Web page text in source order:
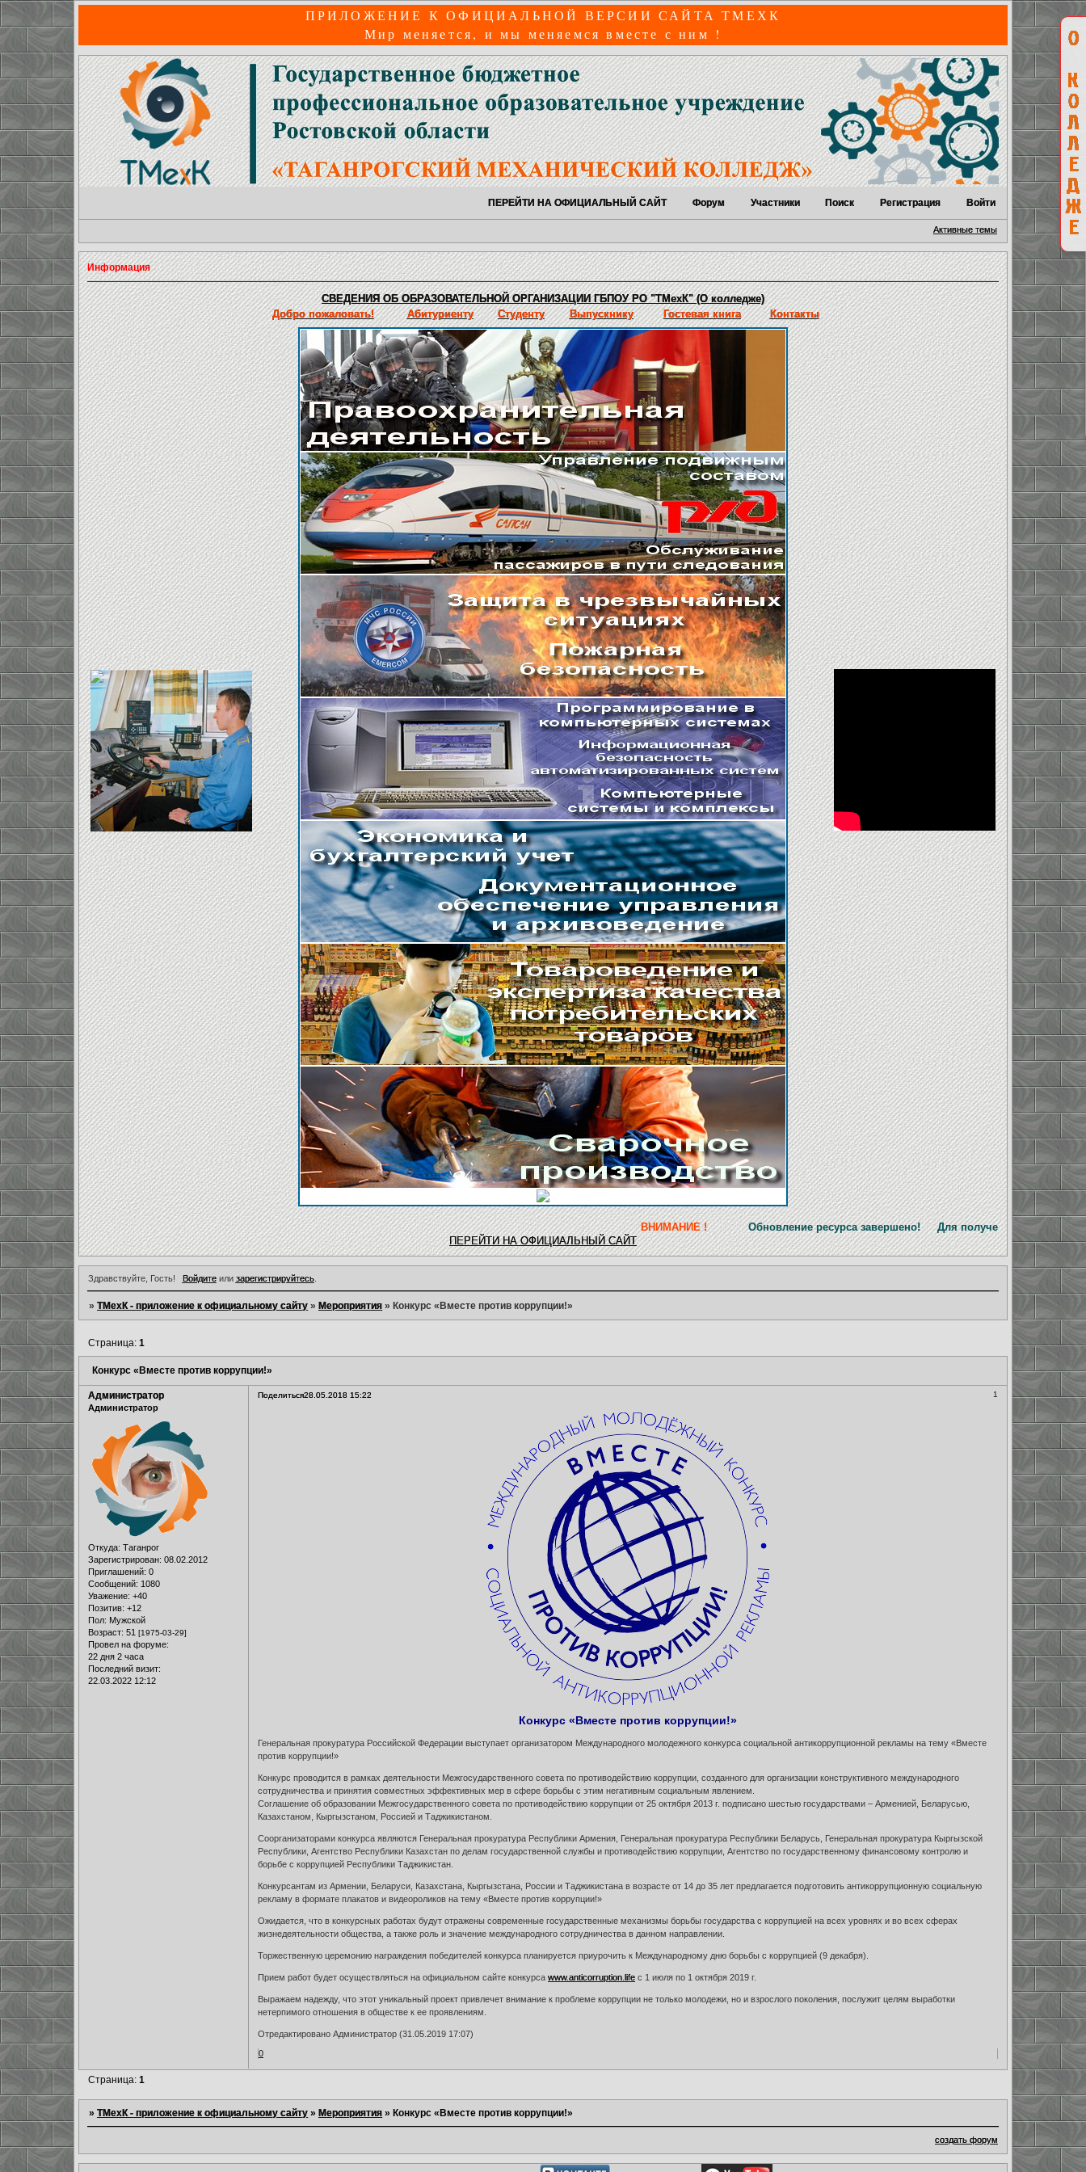
ПРИЛОЖЕНИЕ К ОФИЦИАЛЬНОЙ ВЕРСИИ САЙТА ТМЕХК
Мир меняется, и мы меняемся вместе с ним !
ПЕРЕЙТИ НА ОФИЦИАЛЬНЫЙ САЙТ Форум Участники Поиск Регистрация Войти
Активные темы
Информация
СВЕДЕНИЯ ОБ ОБРАЗОВАТЕЛЬНОЙ ОРГАНИЗАЦИИ ГБПОУ РО "ТМехК" (О колледже)
Добро пожаловать!
Абитуриенту Студенту Выпускнику Гостевая книга Контакты
ВНИМАНИЕ !Обновление ресурса завершено! Для получения официальной
ПЕРЕЙТИ НА ОФИЦИАЛЬНЫЙ САЙТ
Здравствуйте, Гость! Войдитеили зарегистрируйтесь.
»ТМехК - приложение к официальному сайту » Мероприятия » Конкурс «Вместе против коррупции!»
Конкурс «Вместе против коррупции!»
Страница:1
Поделиться 1
28.05.2018 15:22
Администратор
Администратор
Откуда: Таганрог
Зарегистрирован: 08.02.2012
Приглашений: 0
Сообщений: 1080
Уважение: +40
Позитив: +12
Пол: Мужской
Возраст: 51 [1975-03-29]
Провел на форуме:
22 дня 2 часа
Последний визит:
22.03.2022 12:12
Конкурс «Вместе против коррупции!»
Генеральная прокуратура Российской Федерации выступает организатором Международного молодежного конкурса социальной антикоррупционной рекламы на тему «Вместе
против коррупции!»
Конкурс проводится в рамках деятельности Межгосударственного совета по противодействию коррупции, созданного для организации конструктивного международного
сотрудничества и принятия совместных эффективных мер в сфере борьбы с этим негативным социальным явлением.
Соглашение об образовании Межгосударственного совета по противодействию коррупции от 25 октября 2013 г. подписано шестью государствами – Арменией, Беларусью,
Казахстаном, Кыргызстаном, Россией и Таджикистаном.
Соорганизаторами конкурса являются Генеральная прокуратура Республики Армения, Генеральная прокуратура Республики Беларусь, Генеральная прокуратура Кыргызской
Республики, Агентство Республики Казахстан по делам государственной службы и противодействию коррупции, Агентство по государственному финансовому контролю и
борьбе с коррупцией Республики Таджикистан.
Конкурсантам из Армении, Беларуси, Казахстана, Кыргызстана, России и Таджикистана в возрасте от 14 до 35 лет предлагается подготовить антикоррупционную социальную
рекламу в формате плакатов и видеороликов на тему «Вместе против коррупции!»
Ожидается, что в конкурсных работах будут отражены современные государственные механизмы борьбы государства с коррупцией на всех уровнях и во всех сферах
жизнедеятельности общества, а также роль и значение международного сотрудничества в данном направлении.
Торжественную церемонию награждения победителей конкурса планируется приурочить к Международному дню борьбы с коррупцией (9 декабря).
Прием работ будет осуществляться на официальном сайте конкурсаwww.anticorruption.life с 1 июля по 1 октября 2019 г.
Выражаем надежду, что этот уникальный проект привлечет внимание к проблеме коррупции не только молодежи, но и взрослого поколения, послужит целям выработки
нетерпимого отношения в обществе к ее проявлениям.
Отредактировано Администратор (31.05.2019 17:07)
0
Страница:1
»ТМехК - приложение к официальному сайту » Мероприятия » Конкурс «Вместе против коррупции!»
создать форум